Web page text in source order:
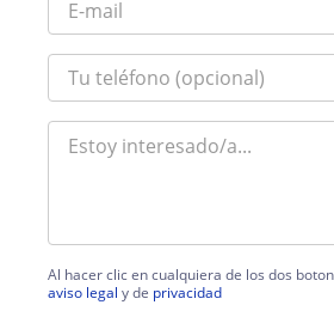
Al hacer clic en cualquiera de los dos
aviso legal y de privacidad